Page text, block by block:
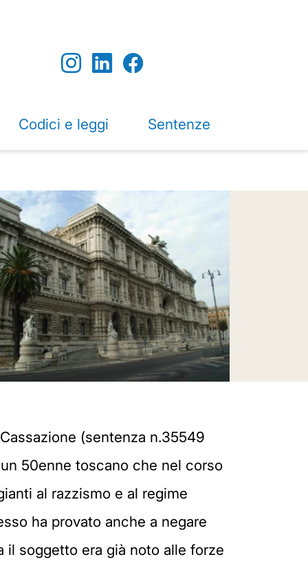
Codici e leggi Sentenze
(sentenza n.35549
50enne toscano che nel corso
al razzismo e al regime
ha provato anche a negare
soggetto era già noto alle forze